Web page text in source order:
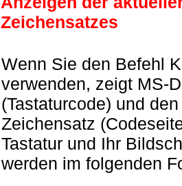
Zeichensatzes
Wenn Sie den Befehl
verwenden, zeigt MS-
(Tastaturcode) und
Zeichensatz
Tastatur und Ihr
werden im folgenden